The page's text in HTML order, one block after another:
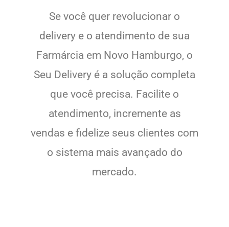
Se você quer revolucionar o
delivery e o atendimento de sua
Farmárcia em Novo Hamburgo, o
Seu Delivery é a solução completa
que você precisa. Facilite o
atendimento, incremente as
vendas e fidelize seus clientes com
o sistema mais avançado do
mercado.